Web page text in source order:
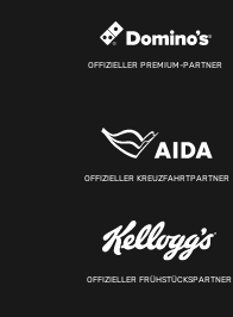
OFFIZIELLER PREMIUM-PARTNER
OFFIZIELLER KREUZFAHRTPARTNER
OFFIZIELLER FRÜHSTÜCKSPARTNER